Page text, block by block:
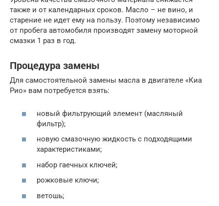
также и от календарных сроков. Масло – не вино, и
старение не идет ему на пользу. Поэтому независимо
от пробега автомобиля производят замену моторной
смазки 1 раз в год.
Процедура замены
Для самостоятельной замены масла в двигателе «Киа
Рио» вам потребуется взять:
новый фильтрующий элемент (масляный
фильтр);
новую смазочную жидкость с подходящими
характеристиками;
набор гаечных ключей;
рожковые ключи;
ветошь;